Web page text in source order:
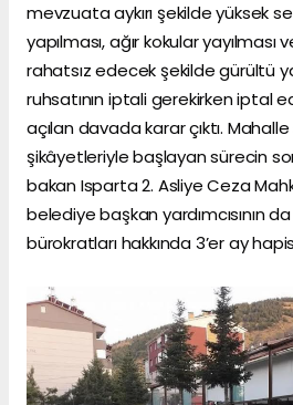
mevzuata aykırı şekilde yüksek
yapılması, ağır kokular
rahatsız edecek şekilde gürültü
ruhsatının iptali gerekirken iptal
açılan davada karar çıktı.
şikâyetleriyle başlayan sürecin
bakan Isparta 2. Asliye Ceza
belediye başkan yardımcısının
bürokratları hakkında 3’er ay